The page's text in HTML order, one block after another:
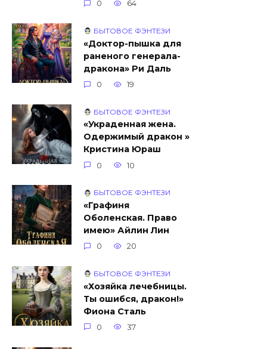
0 64
БЫТОВОЕ ФЭНТЕЗИ
«Доктор-пышка для
раненого генерала-
дракона» Ри Даль
0 19
БЫТОВОЕ ФЭНТЕЗИ
«Украденная жена.
Одержимый дракон »
Кристина Юраш
0 10
БЫТОВОЕ ФЭНТЕЗИ
«Графиня
Оболенская. Право
имею» Айлин Лин
0 20
БЫТОВОЕ ФЭНТЕЗИ
«Хозяйка лечебницы.
Ты ошибся, дракон!»
Фиона Сталь
0 37